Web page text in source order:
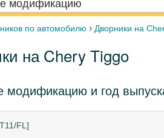
модификацию
по автомобилю › Дворники на
на Chery Tiggo
модификацию и год
FL]